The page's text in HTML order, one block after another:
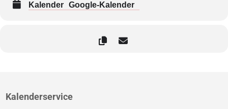
Kalender Google-Kalender
Kalenderservice